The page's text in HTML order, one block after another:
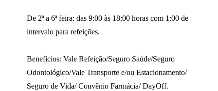
De 2ª a 6ª feira: das 9:00 às 18:00 horas com 1:00 de
intervalo para refeições.
Benefícios: Vale Refeição/Seguro Saúde/Seguro
Odontológico/Vale Transporte e/ou Estacionamento/
Seguro de Vida/ Convênio Farmácia/ DayOff.